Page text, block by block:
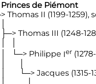
Princes de Piémont
Thomas II (1199-
├─>
Thomas III (1248-
│   └─>
Philippe Ier
│   │       └─>